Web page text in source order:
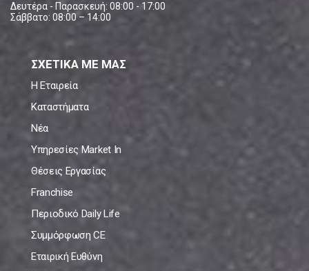
Δευτέρα - Παρασκευή: 08:00 - 17:00
Σάββατο: 08:00 – 14:00
ΣΧΕΤΙΚΑ ΜΕ ΜΑΣ
Η Εταιρεία
Καταστήματα
Νέα
Υπηρεσίες Market In
Θέσεις Εργασίας
Franchise
Περιοδικό Daily Life
Συμμόρφωση CE
Εταιρική Ευθύνη